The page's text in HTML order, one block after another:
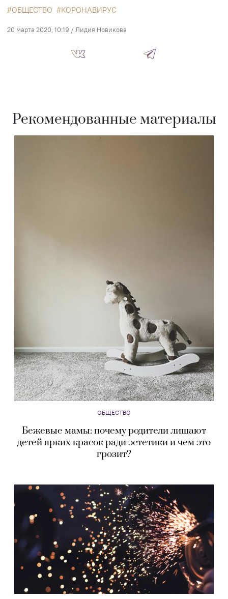
ОБЩЕСТВО КОРОНАВИРУС
20 марта 2020, 10:19 / Лидия Новикова
Рекомендованные материалы
ОБЩЕСТВО
Бежевые мамы: почему родители лишают
детей ярких красок ради эстетики и чем это
грозит?